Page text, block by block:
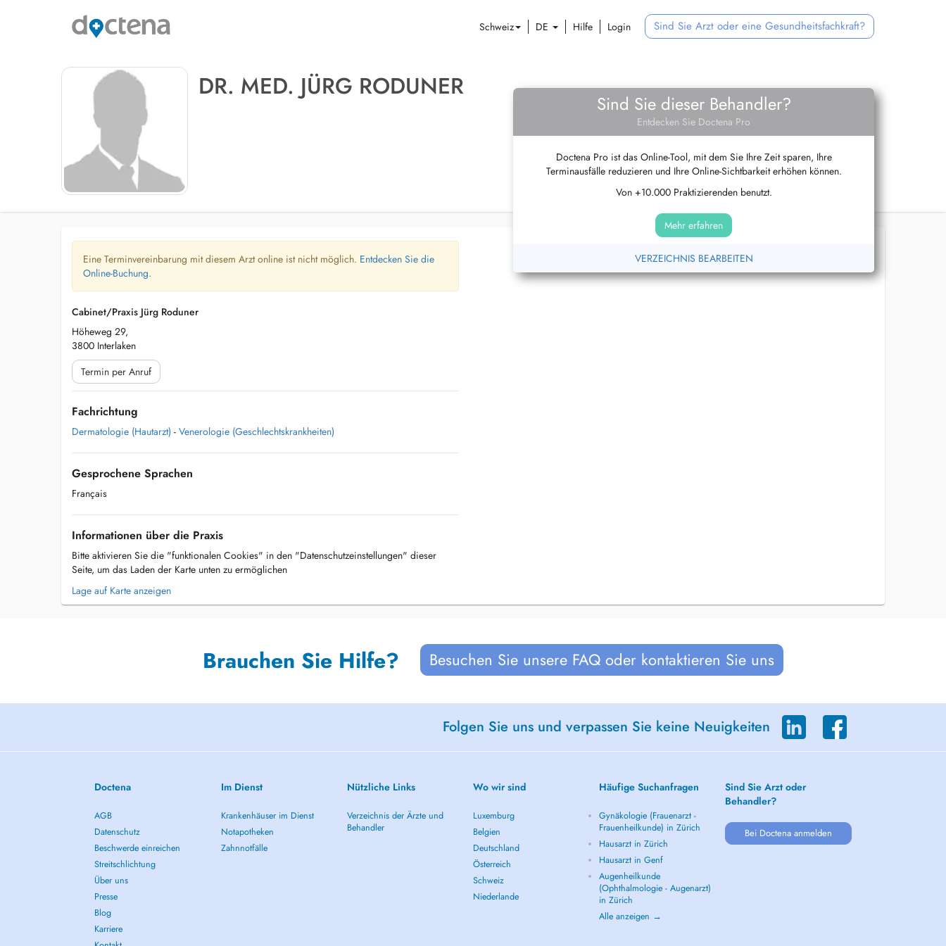
Schweiz DE Hilfe Login Sind Sie Arzt oder eine Gesundheitsfachkraft?
DR. MED. JÜRG RODUNER
Sind Sie dieser Behandler?
Entdecken Sie Doctena Pro
Doctena Pro ist das Online-Tool, mit dem Sie Ihre Zeit sparen, Ihre
Terminausfälle reduzieren und Ihre Online-Sichtbarkeit erhöhen können.
Von +10.000 Praktizierenden benutzt.
Mehr erfahren
VERZEICHNIS BEARBEITEN
Eine Terminvereinbarung mit diesem Arzt online ist nicht möglich. Entdecken Sie die
Online-Buchung.
Cabinet/Praxis Jürg Roduner
Höheweg 29,
3800 Interlaken
Termin per Anruf
Fachrichtung
Dermatologie (Hautarzt) - Venerologie (Geschlechtskrankheiten)
Gesprochene Sprachen
Français
Informationen über die Praxis
Bitte aktivieren Sie die "funktionalen Cookies" in den "Datenschutzeinstellungen" dieser
Seite, um das Laden der Karte unten zu ermöglichen
Lage auf Karte anzeigen
Brauchen Sie Hilfe? Besuchen Sie unsere FAQ oder kontaktieren Sie uns
Folgen Sie uns und verpassen Sie keine Neuigkeiten
Doctena
AGB
Datenschutz
Beschwerde einreichen
Streitschlichtung
Über uns
Presse
Blog
Karriere
Im Dienst
Krankenhäuser im Dienst
Notapotheken
Zahnnotfälle
Nützliche Links
Verzeichnis der Ärzte und
Behandler
Wo wir sind
Luxemburg
Belgien
Deutschland
Österreich
Schweiz
Niederlande
Häufige Suchanfragen
Gynäkologie (Frauenarzt -
Frauenheilkunde) in Zürich
Hausarzt in Zürich
Hausarzt in Genf
Augenheilkunde
(Ophthalmologie - Augenarzt)
in Zürich
Alle anzeigen →
Sind Sie Arzt oder
Behandler?
Bei Doctena anmelden